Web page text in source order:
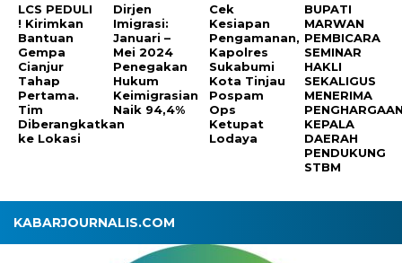
LCS PEDULI
! Kirimkan
Bantuan
Gempa
Cianjur
Tahap
Pertama.
Tim
Diberangkatkan
ke Lokasi
Dirjen
Imigrasi:
Januari –
Mei 2024
Penegakan
Hukum
Keimigrasian
Naik 94,4%
Cek
Kesiapan
Pengamanan,
Kapolres
Sukabumi
Kota Tinjau
Pospam
Ops
Ketupat
Lodaya
BUPATI
MARWAN
PEMBICARA
SEMINAR
HAKLI
SEKALIGUS
MENERIMA
KEPALA
DAERAH
PENDUKUNG
STBM
KABARJOURNALIS.COM